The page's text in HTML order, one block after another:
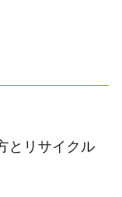
リサイクル